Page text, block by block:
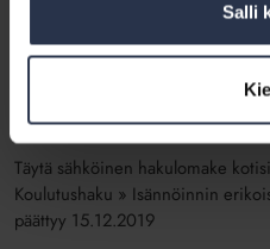
Salli
Koulutus toteutetaan
Hakeminen
Täytä sähköinen hakulomake
Koulutushaku » Isännöinnin
päättyy 15.12.2019